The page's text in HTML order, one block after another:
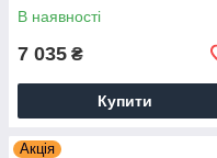
В наявності
7 035 ₴
Купити
Акція